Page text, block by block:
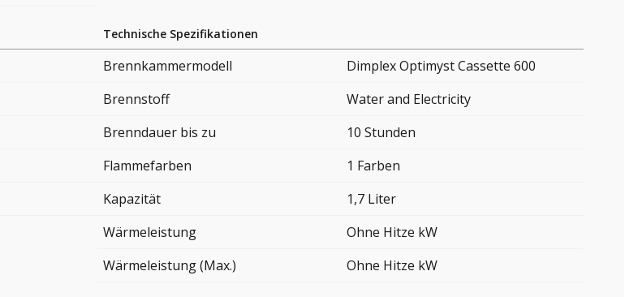
Technische Spezifikationen
Brennkammermodell
Dimplex Optimyst Cassette 600
Brennstoff
Water and Electricity
Brenndauer bis zu
10 Stunden
Flammefarben
1 Farben
Kapazität
1,7 Liter
Wärmeleistung
Ohne Hitze kW
Wärmeleistung (Max.)
Ohne Hitze kW